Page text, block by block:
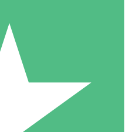
Geen maandelijkse